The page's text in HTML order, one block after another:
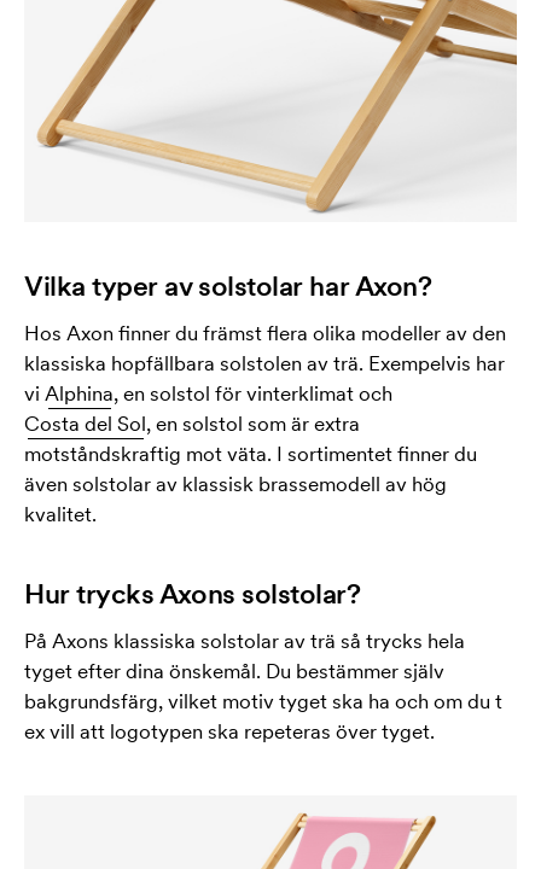
Vilka typer av solstolar har Axon?
Hos Axon finner du främst flera olika modeller av den
klassiska hopfällbara solstolen av trä. Exempelvis har
vi Alphina, en solstol för vinterklimat och
Costa del Sol, en solstol som är extra
motståndskraftig mot väta. I sortimentet finner du
även solstolar av klassisk brassemodell av hög
kvalitet.
Hur trycks Axons solstolar?
På Axons klassiska solstolar av trä så trycks hela
tyget efter dina önskemål. Du bestämmer själv
bakgrundsfärg, vilket motiv tyget ska ha och om du t
ex vill att logotypen ska repeteras över tyget.